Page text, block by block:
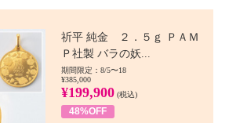
祈平 純金 ２．５ｇ ＰＡＭ
Ｐ社製 バラの妖...
期間限定：8/5〜18
¥385,000
¥199,900 (税込)
48%OFF